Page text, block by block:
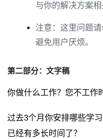
与你的解决方案相
注意：这里问题
避免用户厌烦。
第二部分：文字稿
你做什么工作？您不工作
过去3个月你安排哪些学
已经有多长时间了？